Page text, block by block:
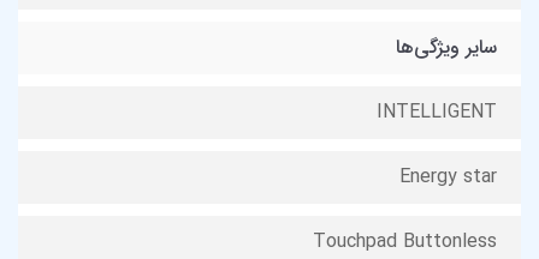
سایر ویژگی‌ها
INTELLIGENT
Energy star
Touchpad Buttonless